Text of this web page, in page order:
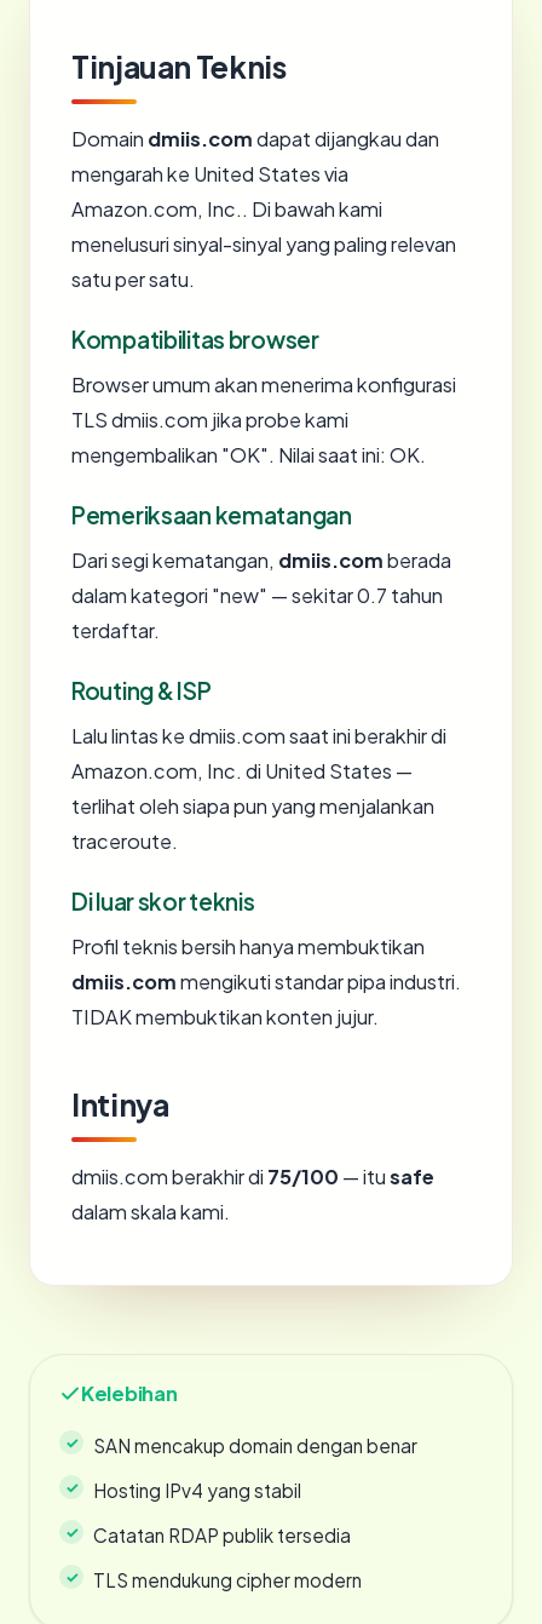
Tinjauan Teknis
Domain dmiis.comdapat dijangkau dan
mengarah ke United States via
Amazon.com, Inc.. Di bawah kami
menelusuri sinyal-sinyal yang paling relevan
satu per satu.
Kompatibilitas browser
Browser umum akan menerima konfigurasi
TLS dmiis.com jika probe kami
mengembalikan "OK". Nilai saat ini: OK.
Pemeriksaan kematangan
Dari segi kematangan, dmiis.comberada
dalam kategori "new" — sekitar 0.7 tahun
terdaftar.
Routing & ISP
Lalu lintas ke dmiis.com saat ini berakhir di
Amazon.com, Inc. di United States —
terlihat oleh siapa pun yang menjalankan
traceroute.
Di luar skor teknis
Profil teknis bersih hanya membuktikan
dmiis.commengikuti standar pipa industri.
TIDAK membuktikan konten jujur.
Intinya
dmiis.com berakhir di 75/100 — itusafe
dalam skala kami.
Kelebihan
SAN mencakup domain dengan benar
Hosting IPv4 yang stabil
Catatan RDAP publik tersedia
TLS mendukung cipher modern